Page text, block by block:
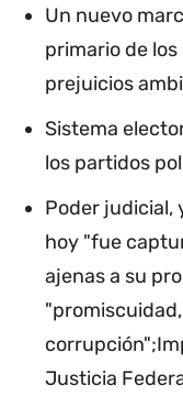
Un nuevo
primario de
prejuicios
Sistema
los partidos
Poder judicial,
hoy "fue
ajenas a su
Justicia